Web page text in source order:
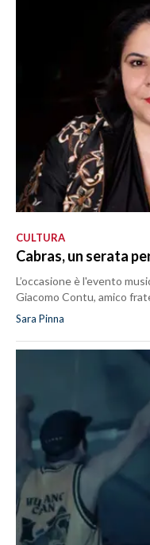
CULTURA
Cabras, un serata
L’occasione è l'evento
Giacomo Contu, amico
Sara Pinna